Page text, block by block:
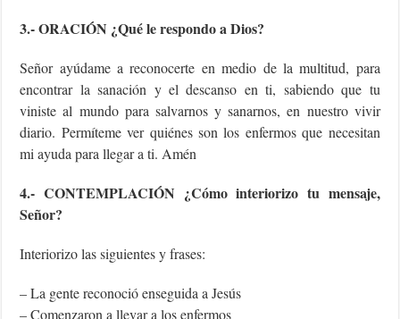
3.- ORACIÓN ¿Qué le respondo a Dios?
Señor ayúdame a reconocerte en medio de la multitud, para
encontrar la sanación y el descanso en ti, sabiendo que tu
viniste al mundo para salvarnos y sanarnos, en nuestro vivir
diario. Permíteme ver quiénes son los enfermos que necesitan
mi ayuda para llegar a ti. Amén
4.- CONTEMPLACIÓN ¿Cómo interiorizo tu mensaje,
Señor?
Interiorizo las siguientes y frases:
– La gente reconoció enseguida a Jesús
– Comenzaron a llevar a los enfermos